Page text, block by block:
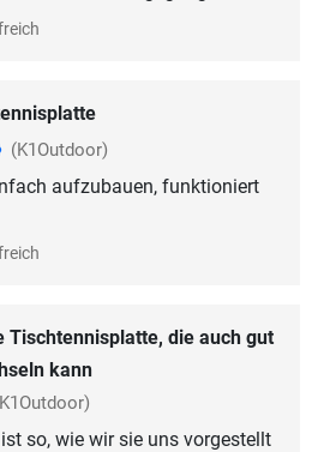
(K1Outdoor)
aufzubauen, funktioniert
Tischtennisplatte, die auch gut
kann
so, wie wir sie uns vorgestellt